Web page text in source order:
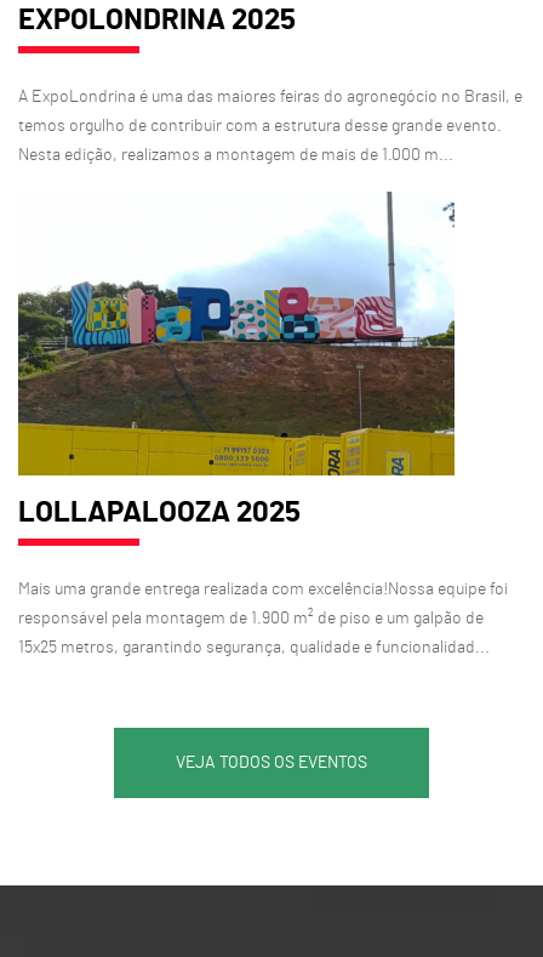
EXPOLONDRINA 2025
A ExpoLondrina é uma das maiores feiras do agronegócio no Brasil, e
temos orgulho de contribuir com a estrutura desse grande evento.
Nesta edição, realizamos a montagem de mais de 1.000 m...
LOLLAPALOOZA 2025
Mais uma grande entrega realizada com excelência!Nossa equipe foi
responsável pela montagem de 1.900 m² de piso e um galpão de
15x25 metros, garantindo segurança, qualidade e funcionalidad...
VEJA TODOS OS EVENTOS